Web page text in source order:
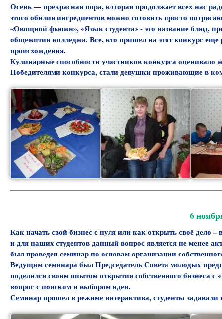
Осень — прекрасная пора, которая продолжает всех нас
этого обилия ингредиентов можно готовить просто
«Овощной фьюжн», «Язык студента» - это название блюд,
общежитии колледжа. Все, кто пришел на этот конкурс
происхождения.
Кулинарные способности участников конкурса
Победителями конкурса, стали девушки проживающие в
6
Как начать свой бизнес с нуля или как открыть своё
и для наших студентов данный вопрос является не менее
был проведен семинар по основам организации
Ведущим семинара был Председатель Совета молодых
поделился своим опытом открытия собственного бизнеса с
вопрос с поиском и выбором идеи.
Семинар прошел в режиме интерактива, студенты